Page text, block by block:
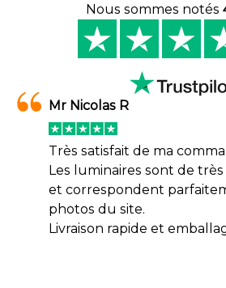
Nous sommes notés
Mr Nicolas R
Très satisfait de ma
Les luminaires sont de
et correspondent
photos du site.
Livraison rapide et